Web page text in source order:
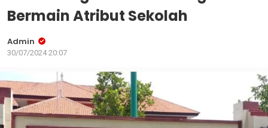
Bermain Atribut Sekolah
Admin
30/07/2024 20:07